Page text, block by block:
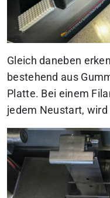
Gleich daneben
bestehend aus
Platte. Bei einem
jedem Neustart,